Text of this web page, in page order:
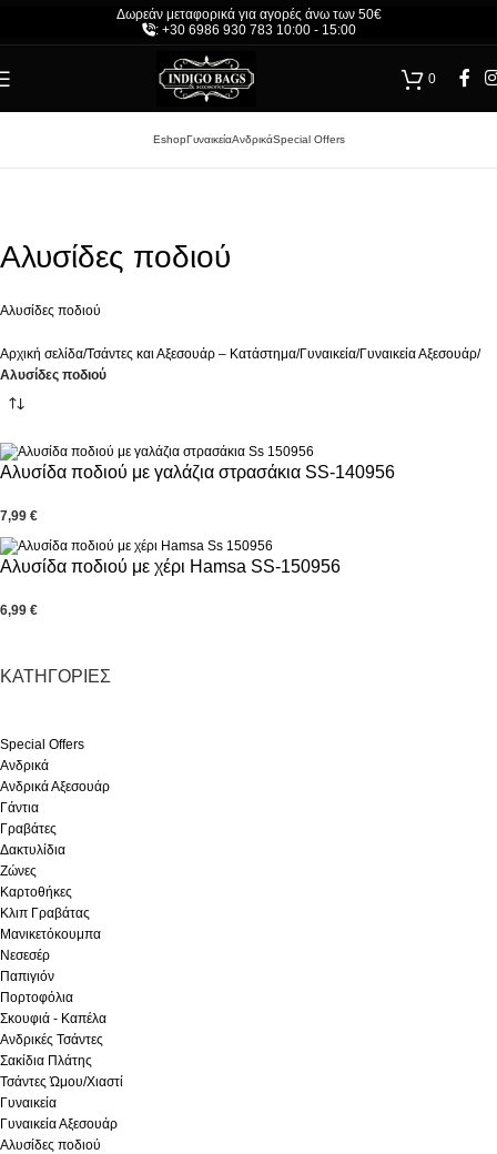
Δωρεάν μεταφορικά για αγορές άνω των 50€
+30 6986 930 783 10:00 - 15:00
Δωρεάν μεταφορικά για αγορές άνω των 50€
: +30 6986 930 783 10:00 - 15:00
0
EshopΓυναικείαΑνδρικάSpecial Offers
Αλυσίδες ποδιού
ΚΑΤΗΓΟΡΊΕΣ
Special Offers
Ανδρικά
Ανδρικά Αξεσουάρ
Γάντια
Γραβάτες
Δακτυλίδια
Ζώνες
Καρτοθήκες
Κλιπ Γραβάτας
Μανικετόκουμπα
Νεσεσέρ
Παπιγιόν
Πορτοφόλια
Σκουφιά - Καπέλα
Ανδρικές Τσάντες
Σακίδια Πλάτης
Τσάντες Ώμου/Χιαστί
Γυναικεία
Γυναικεία Αξεσουάρ
Αλυσίδες ποδιού
Αλυσίδες ποδιού
Αρχική σελίδα/Τσάντες και Αξεσουάρ – Κατάστημα/Γυναικεία/Γυναικεία Αξεσουάρ/
Αλυσίδες ποδιού
Αλυσίδα ποδιού με γαλάζια στρασάκια SS-140956
7,99 €
Αλυσίδα ποδιού με χέρι Hamsa SS-150956
6,99 €